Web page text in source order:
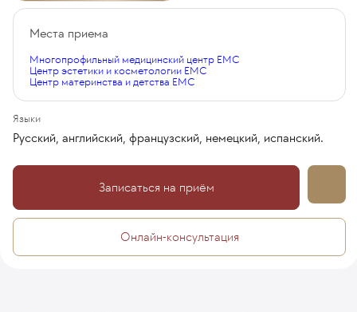
Места приема
Многопрофильный медицинский центр EMC
Центр эстетики и косметологии EMC
Центр материнства и детства EMC
Языки
Русский, английский, французский, немецкий, испанский.
Записаться на приём
Онлайн-консультация